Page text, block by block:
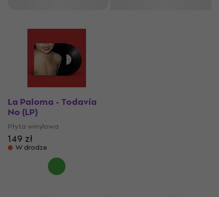
La Paloma - Todavía
No (LP)
Płyta winylowa
149 zł
W drodze